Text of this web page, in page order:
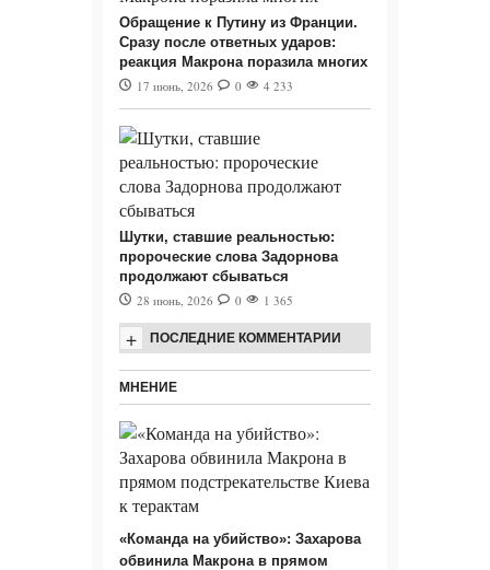
Обращение к Путину из Франции.
Сразу после ответных ударов:
реакция Макрона поразила многих
17 июнь, 2026
0 4 233
Шутки, ставшие реальностью:
пророческие слова Задорнова
продолжают сбываться
28 июнь, 2026
0 1 365
ПОСЛЕДНИЕ КОММЕНТАРИИ
+
МНЕНИЕ
«Команда на убийство»: Захарова
обвинила Макрона в прямом